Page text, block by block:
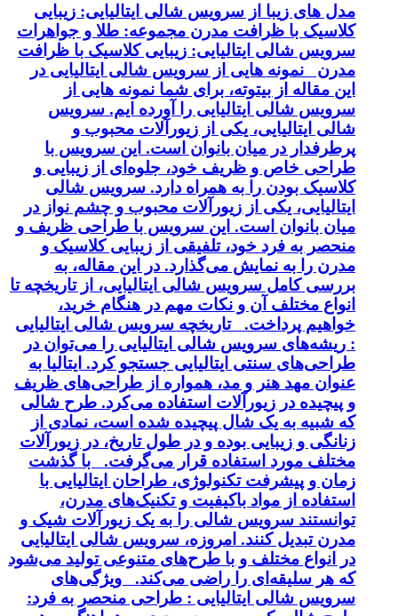
مدل های زیبا از سرویس شالی ایتالیایی: زیبایی
کلاسیک با ظرافت مدرن مجموعه: طلا و جواهرات
سرویس شالی ایتالیایی: زیبایی کلاسیک با ظرافت
مدرن نمونه هایی از سرویس شالی ایتالیایی در
این مقاله از بیتوته، برای شما نمونه هایی از
سرویس شالی ایتالیایی را آورده ایم. سرویس
شالی ایتالیایی، یکی از زیورآلات محبوب و
پرطرفدار در میان بانوان است. این سرویس با
طراحی خاص و ظریف خود، جلوه‌ای از زیبایی و
کلاسیک بودن را به همراه دارد. سرویس شالی
ایتالیایی، یکی از زیورآلات محبوب و چشم نواز در
میان بانوان است. این سرویس با طراحی ظریف و
منحصر به فرد خود، تلفیقی از زیبایی کلاسیک و
مدرن را به نمایش می‌گذارد. در این مقاله، به
بررسی کامل سرویس شالی ایتالیایی، از تاریخچه تا
انواع مختلف آن و نکات مهم در هنگام خرید،
خواهیم پرداخت. تاریخچه سرویس شالی ایتالیایی
: ریشه‌های سرویس شالی ایتالیایی را می‌توان در
طراحی‌های سنتی ایتالیایی جستجو کرد. ایتالیا به
عنوان مهد هنر و مد، همواره از طراحی‌های ظریف
و پیچیده در زیورآلات استفاده می‌کرد. طرح شالی
که شبیه به یک شال پیچیده شده است، نمادی از
زنانگی و زیبایی بوده و در طول تاریخ، در زیورآلات
مختلف مورد استفاده قرار می‌گرفت. با گذشت
زمان و پیشرفت تکنولوژی، طراحان ایتالیایی با
استفاده از مواد باکیفیت و تکنیک‌های مدرن،
توانستند سرویس شالی را به یک زیورآلات شیک و
مدرن تبدیل کنند. امروزه، سرویس شالی ایتالیایی
در انواع مختلف و با طرح‌های متنوعی تولید می‌شود
که هر سلیقه‌ای را راضی می‌کند. ویژگی‌های
سرویس شالی ایتالیایی : طراحی منحصر به فرد: